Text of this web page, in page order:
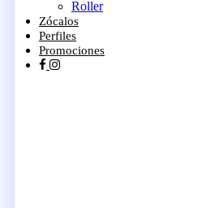
Roller
Zócalos
Perfiles
Promociones
facebook
instagram